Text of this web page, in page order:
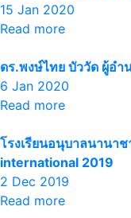
15 Jan 2020
Read more
ดร.พงษ์ไทย บัววัด ผู้อำ
6 Jan 2020
Read more
โรงเรียนอนุบาลนานา
international 2019
2 Dec 2019
Read more